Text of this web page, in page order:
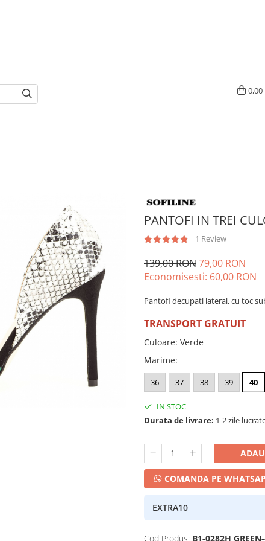
0,00
PANTOFI IN TREI
1 Review
139,00 RON79,00 RON
Economisesti: 60,00 RON
Pantofi decupati lateral, cu toc
TRANSPORT GRATUIT
Culoare: Verde
Marime:
36 37 38 39 40
IN STOC
Durata de livrare: 1-2 zile
COMANDA PE
EXTRA10
Cod Produs: B1-0282H